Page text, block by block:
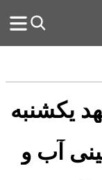
یکشنبه
| پیش بینی آب و